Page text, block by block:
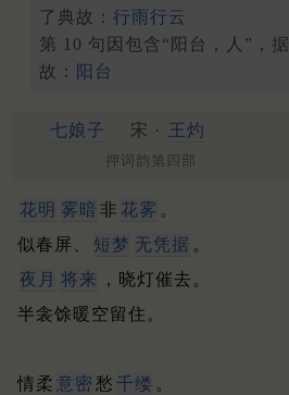
了典故： 行雨行云
第 10 句因包含“阳台，人”，
故：
阳台
七娘子 宋 · 王灼
押词韵第四部
花明 雾暗 非 花雾 。
似春屏、
短梦 无凭据 。
夜月 将来
，晓灯催去。
半衾馀暖空留住。
情柔 意密愁 千缕 。